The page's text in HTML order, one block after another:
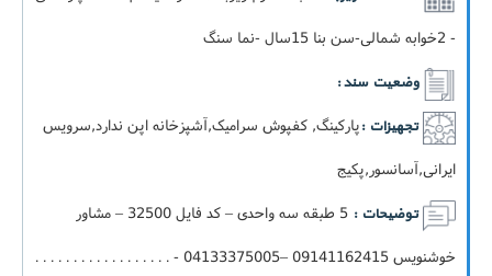
- 2خوابه شمالی-سن بنا 15سال -نما سنگ
وضعیت سند :
تجهیزات :پارکینگ, کفپوش سرامیک,آشپزخانه اپن ندارد,سرویس
ایرانی,آسانسور,پکيج
توضیحات :
5 طبقه سه واحدی – کد فایل 32500 – مشاور
خوشنویس 09141162415 –04133375005 - . . . . . . . . . . . . . . . . . .